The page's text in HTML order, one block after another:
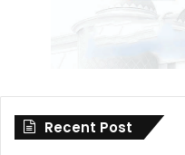
Recent Post